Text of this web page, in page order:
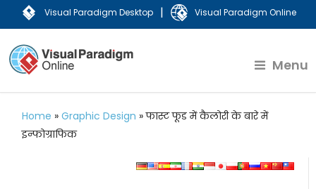
Visual Paradigm Desktop | Visual Paradigm Online
Menu
Home »Graphic Design »फास्ट फूड में कैलोरी के बारे में
इन्फोग्राफिक